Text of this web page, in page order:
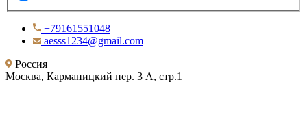
+79161551048
aesss1234@gmail.com
Россия
Москва, Карманицкий пер. 3 А, стр.1